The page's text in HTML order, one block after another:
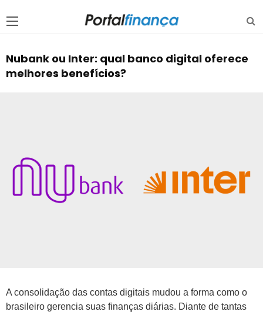
Nubank ou Inter: qual banco digital oferece
melhores benefícios?
A consolidação das contas digitais mudou a forma como o
brasileiro gerencia suas finanças diárias. Diante de tantas